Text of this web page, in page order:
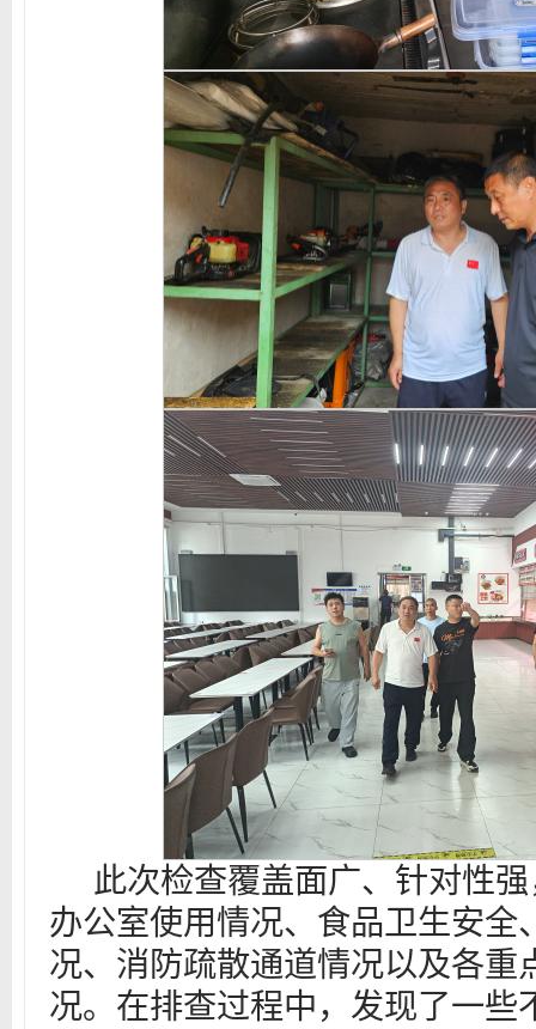
此次检查覆盖面广、针对性
办公室使用情况、食品卫生安全
况、消防疏散通道情况以及各重
况。在排查过程中，发现了一些